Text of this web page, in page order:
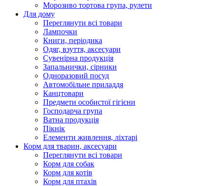
Морозиво тортова група, рулети
Для дому
Переглянути всі товари
Лампочки
Книги, періодика
Одяг, взуття, аксесуари
Сувенірна продукція
Запальнички, сірники
Одноразовий посуд
Автомобільне приладдя
Канцтовари
Предмети особистої гігієни
Господарча група
Ватна продукція
Пікнік
Елементи живлення, ліхтарі
Корм для тварин, аксесуари
Переглянути всі товари
Корм для собак
Корм для котів
Корм для птахів